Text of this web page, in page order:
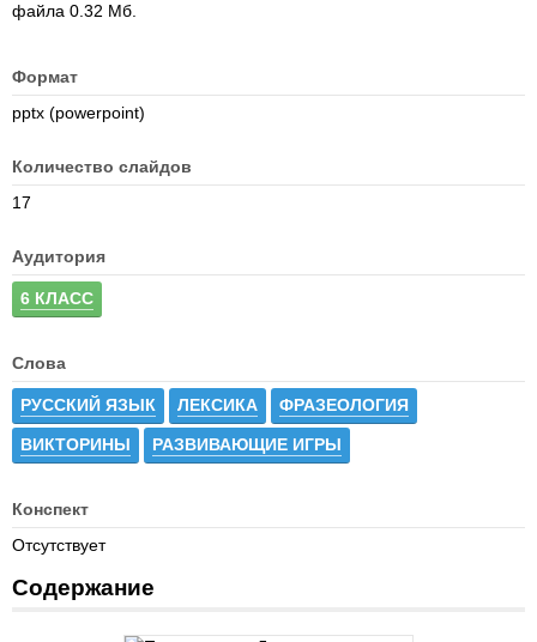
файла 0.32 Мб.
Формат
pptx (powerpoint)
Количество слайдов
17
Аудитория
6 КЛАСС
Слова
РУССКИЙ ЯЗЫК ЛЕКСИКА ФРАЗЕОЛОГИЯ
ВИКТОРИНЫ РАЗВИВАЮЩИЕ ИГРЫ
Конспект
Отсутствует
Содержание